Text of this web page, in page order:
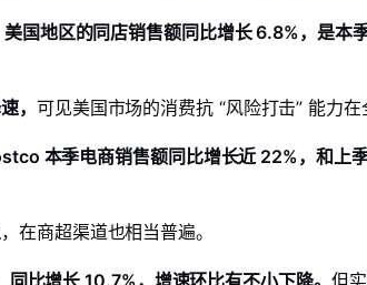
国地区的同店销售额同比增长 6.8%，是本
， 可见美国市场的消费抗 “风险打击” 能力在
本季电商销售额同比增长近 22%，和上
，在商超渠道也相当普遍。
比增长 10.7%，增速环比有不小下降。 但